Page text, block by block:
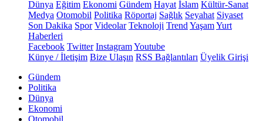
Dünya Eğitim Ekonomi Gündem Hayat İslam Kültür-Sanat
Medya Otomobil Politika Röportaj Sağlık Seyahat Siyaset
Son Dakika Spor Videolar Teknoloji Trend YaşamYurt
Haberleri
Facebook Twitter InstagramYoutube
Künye / İletişim Bize Ulaşın RSS Bağlantıları Üyelik Girişi
Gündem
Politika
Dünya
Ekonomi
Otomobil